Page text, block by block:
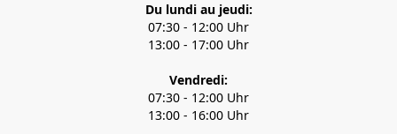
Du lundi au jeudi:
07:30 - 12:00 Uhr
13:00 - 17:00 Uhr
Vendredi:
07:30 - 12:00 Uhr
13:00 - 16:00 Uhr